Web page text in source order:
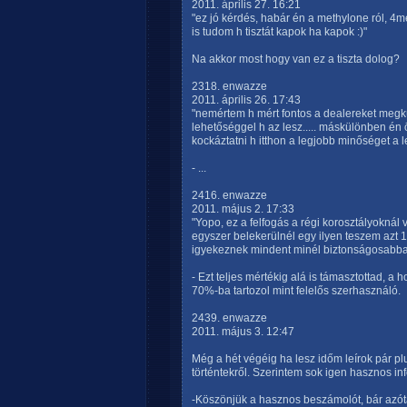
2011. április 27. 16:21
"ez jó kérdés, habár én a methylone ról,
is tudom h tisztát kapok ha kapok :)"
Na akkor most hogy van ez a tiszta dolog?
2318. enwazze
2011. április 26. 17:43
"nemértem h mért fontos a dealereket
lehetőséggel h az lesz..... máskülönben
kockáztatni h itthon a legjobb minőséget a
- ...
2416. enwazze
2011. május 2. 17:33
"Yopo, ez a felfogás a régi korosztályoknál
egyszer belekerülnél egy ilyen teszem azt
igyekeznek mindent minél
- Ezt teljes mértékig alá is támasztottad, a
70%-ba tartozol mint felelős szerhasználó.
2439. enwazze
2011. május 3. 12:47
Még a hét végéig ha lesz időm leírok pár
történtekről. Szerintem sok igen hasznos
-Köszönjük a hasznos beszámolót, bár